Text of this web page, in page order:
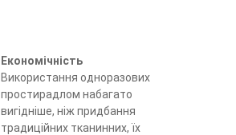
Економічність
Використання одноразових
простирадлом набагато
вигідніше, ніж придбання
традиційних тканинних, їх